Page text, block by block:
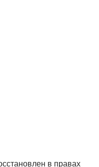
в правах